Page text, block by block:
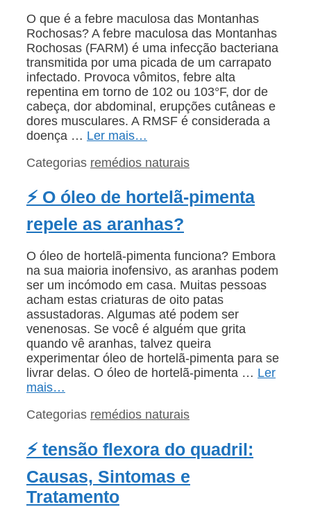
O que é a febre maculosa das Montanhas
Rochosas? A febre maculosa das Montanhas
Rochosas (FARM) é uma infecção bacteriana
transmitida por uma picada de um carrapato
infectado. Provoca vômitos, febre alta
repentina em torno de 102 ou 103°F, dor de
cabeça, dor abdominal, erupções cutâneas e
dores musculares. A RMSF é considerada a
doença … Ler mais…
Categorias remédios naturais
⚡ O óleo de hortelã-pimenta
repele as aranhas?
O óleo de hortelã-pimenta funciona? Embora
na sua maioria inofensivo, as aranhas podem
ser um incómodo em casa. Muitas pessoas
acham estas criaturas de oito patas
assustadoras. Algumas até podem ser
venenosas. Se você é alguém que grita
quando vê aranhas, talvez queira
experimentar óleo de hortelã-pimenta para se
livrar delas. O óleo de hortelã-pimenta … Ler
mais…
Categorias remédios naturais
⚡ tensão flexora do quadril:
Causas, Sintomas e
Tratamento